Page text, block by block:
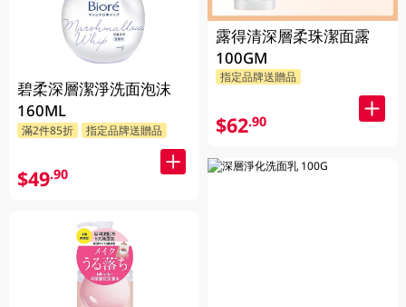
碧柔深層潔淨洗面泡沫
160ML
滿2件85折 指定品牌送贈品
$49.90
露得清深層柔珠潔面露
100GM
指定品牌送贈品
$62.90